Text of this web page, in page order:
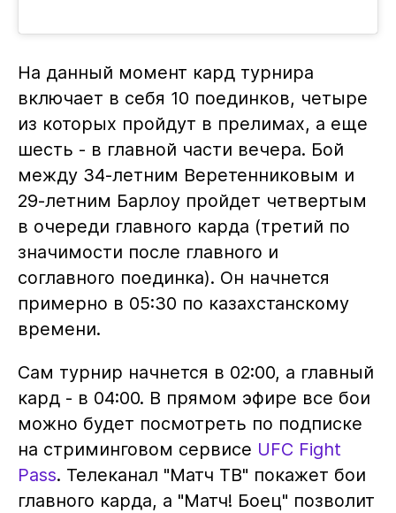
На данный момент кард турнира
включает в себя 10 поединков, четыре
из которых пройдут в прелимах, а еще
шесть - в главной части вечера. Бой
между 34-летним Веретенниковым и
29-летним Барлоу пройдет четвертым
в очереди главного карда (третий по
значимости после главного и
соглавного поединка). Он начнется
примерно в 05:30 по казахстанскому
времени.
Сам турнир начнется в 02:00, а главный
кард - в 04:00. В прямом эфире все бои
можно будет посмотреть по подписке
на стриминговом сервисе UFC Fight
Pass. Телеканал "Матч ТВ" покажет бои
главного карда, а "Матч! Боец" позволит